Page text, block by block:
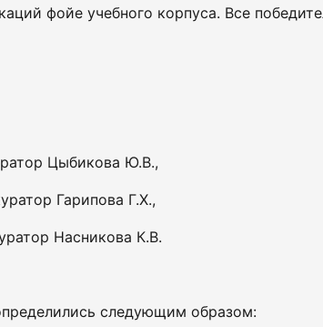
фойе учебного корпуса. Все
Цыбикова Ю.В.,
Гарипова Г.Х.,
Насникова К.В.
следующим образом: